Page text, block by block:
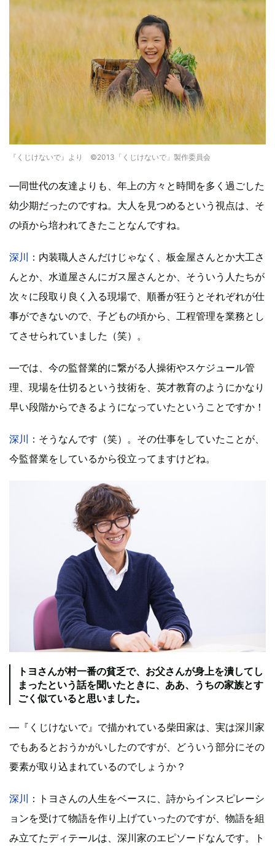
『くじけないで』より ©2013「くじけないで」製作委員会
―同世代の友達よりも、年上の方々と時間を多く過ごした
幼少期だったのですね。大人を見つめるという視点は、そ
の頃から培われてきたことなんですね。
深川 ：内装職人さんだけじゃなく、板金屋さんとか大工さ
んとか、水道屋さんにガス屋さんとか、そういう人たちが
次々に段取り良く入る現場で、順番が狂うとそれぞれが仕
事ができないので、子どもの頃から、工程管理を業務とし
てさせられていました（笑）。
―では、今の監督業的に繋がる人操術やスケジュール管
理、現場を仕切るという技術を、英才教育のようにかなり
早い段階からできるようになっていたということですか！
深川 ：そうなんです（笑）。その仕事をしていたことが、
今監督業をしているから役立ってますけどね。
トヨさんが村一番の貧乏で、お父さんが身上を潰してし
まったという話を聞いたときに、ああ、うちの家族とす
ごく似ていると思いました。
―『くじけないで』で描かれている柴田家は、実は深川家
でもあるとおうかがいしたのですが、どういう部分にその
要素が取り込まれているのでしょうか？
深川 ：トヨさんの人生をベースに、詩からインスピレーシ
ョンを受けて物語を作り上げていったのですが、物語を組
み立てたディテールは、深川家のエピソードなんです。ト